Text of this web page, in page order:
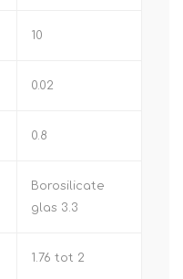
10
0.02
0.8
Borosilicate
glas 3.3
1.76 tot 2